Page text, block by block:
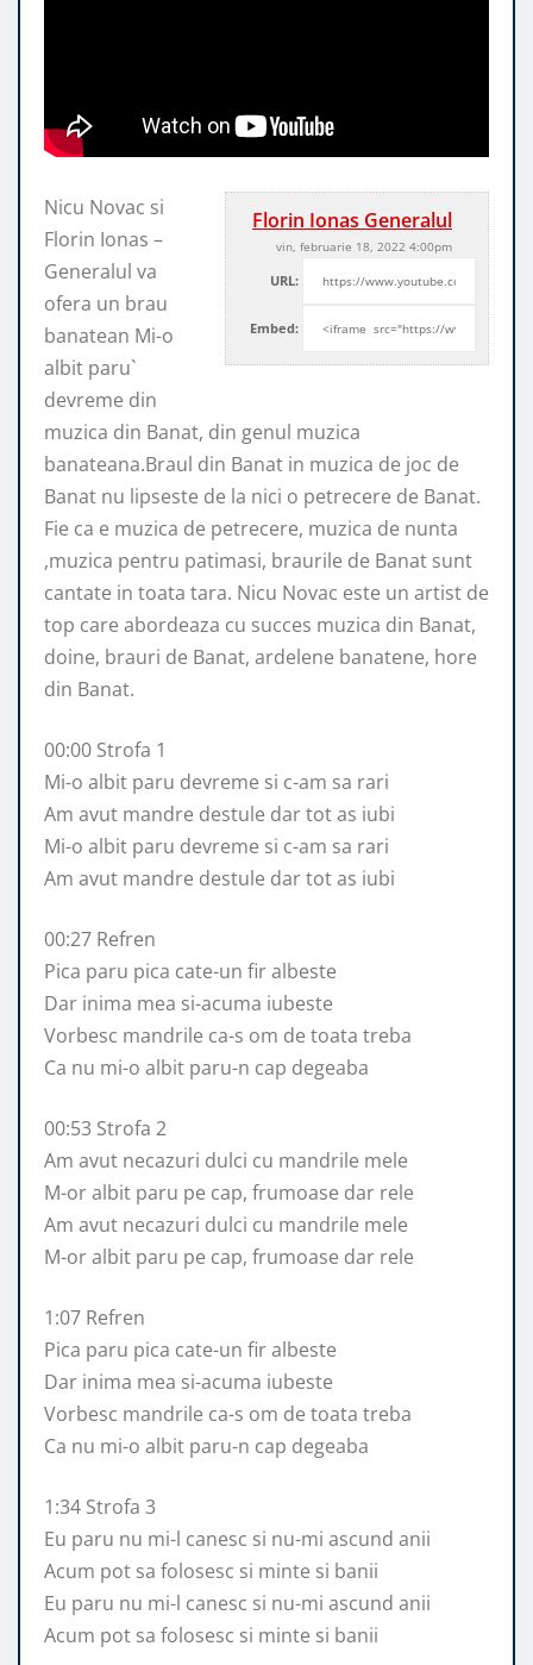
Florin Ionas Generalul
vin, februarie 18, 2022 4:00pm
URL:
Embed:
Nicu Novac si
Florin Ionas –
Generalul va
ofera un brau
banatean Mi-o
albit paru`
devreme din
muzica din Banat, din genul muzica
banateana.Braul din Banat in muzica de joc de
Banat nu lipseste de la nici o petrecere de Banat.
Fie ca e muzica de petrecere, muzica de nunta
,muzica pentru patimasi, braurile de Banat sunt
cantate in toata tara. Nicu Novac este un artist de
top care abordeaza cu succes muzica din Banat,
doine, brauri de Banat, ardelene banatene, hore
din Banat.
00:00 Strofa 1
Mi-o albit paru devreme si c-am sa rari
Am avut mandre destule dar tot as iubi
Mi-o albit paru devreme si c-am sa rari
Am avut mandre destule dar tot as iubi
00:27 Refren
Pica paru pica cate-un fir albeste
Dar inima mea si-acuma iubeste
Vorbesc mandrile ca-s om de toata treba
Ca nu mi-o albit paru-n cap degeaba
00:53 Strofa 2
Am avut necazuri dulci cu mandrile mele
M-or albit paru pe cap, frumoase dar rele
Am avut necazuri dulci cu mandrile mele
M-or albit paru pe cap, frumoase dar rele
1:07 Refren
Pica paru pica cate-un fir albeste
Dar inima mea si-acuma iubeste
Vorbesc mandrile ca-s om de toata treba
Ca nu mi-o albit paru-n cap degeaba
1:34 Strofa 3
Eu paru nu mi-l canesc si nu-mi ascund anii
Acum pot sa folosesc si minte si banii
Eu paru nu mi-l canesc si nu-mi ascund anii
Acum pot sa folosesc si minte si banii